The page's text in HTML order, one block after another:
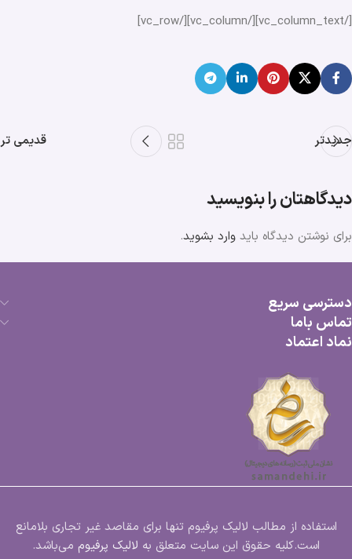
[/vc_column_text][/vc_column][/vc_row]
جدیدتر قدیمی تر
دیدگاهتان را بنویسید
برای نوشتن دیدگاه باید وارد بشوید.
دسترسی سریع
تماس باما
نماد اعتماد
استفاده از مطالب لالیک پرفیوم تنها برای مقاصد غیر تجاری بلامانع
است.کلیه حقوق این سایت متعلق به لالیک پرفیوم می‌باشد.